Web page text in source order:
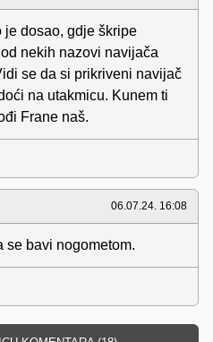
dosao, gdje škripe
nekih nazovi navijača
se da si prikriveni navijač
na utakmicu. Kunem ti
Frane naš.
06.07.24. 16:08
se bavi nogometom.